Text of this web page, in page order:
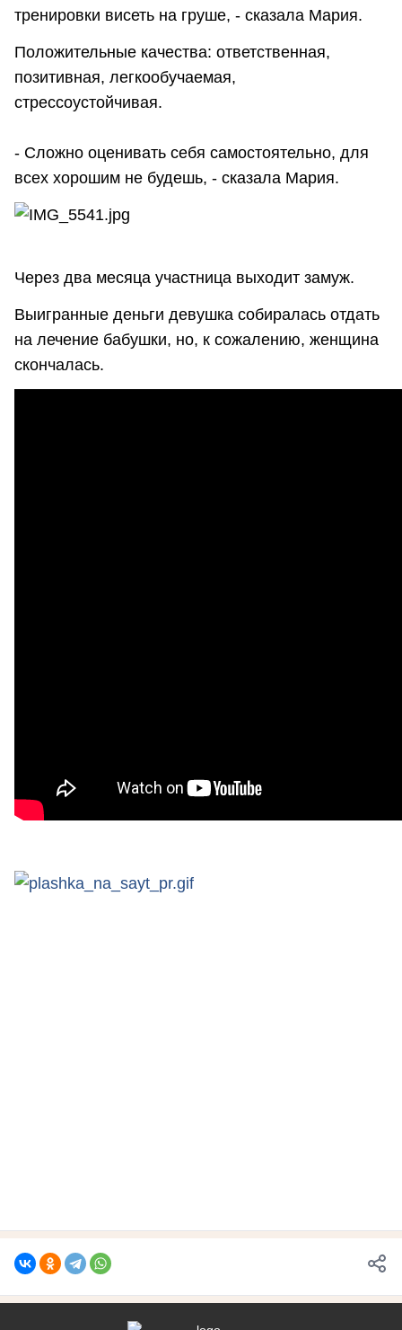
тренировки висеть на груше, - сказала Мария.
Положительные качества: ответственная,
позитивная, легкообучаемая,
стрессоустойчивая.
- Сложно оценивать себя самостоятельно, для
всех хорошим не будешь, - сказала Мария.
Через два месяца участница выходит замуж.
Выигранные деньги девушка собиралась отдать
на лечение бабушки, но, к сожалению, женщина
скончалась.